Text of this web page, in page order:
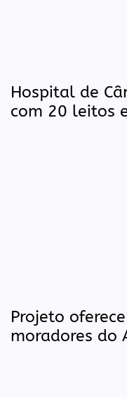
Hospital de
com 20 leitos
Projeto
moradores do